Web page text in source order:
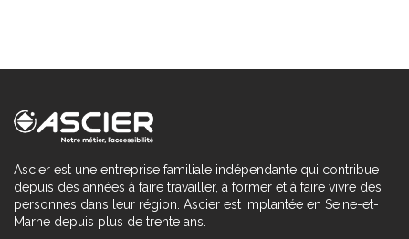
Ascier est une entreprise familiale indépendante qui contribue
depuis des années à faire travailler, à former et à faire vivre des
personnes dans leur région. Ascier est implantée en Seine-et-
Marne depuis plus de trente ans.